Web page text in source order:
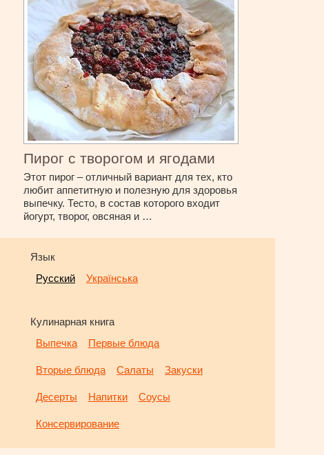
Пирог с творогом и ягодами
Этот пирог – отличный вариант для тех, кто
любит аппетитную и полезную для здоровья
выпечку. Тесто, в состав которого входит
йогурт, творог, овсяная и …
Язык
Русский
Українська
Кулинарная книга
Выпечка
Первые блюда
Вторые блюда Салаты Закуски
Десерты Напитки Соусы
Консервирование